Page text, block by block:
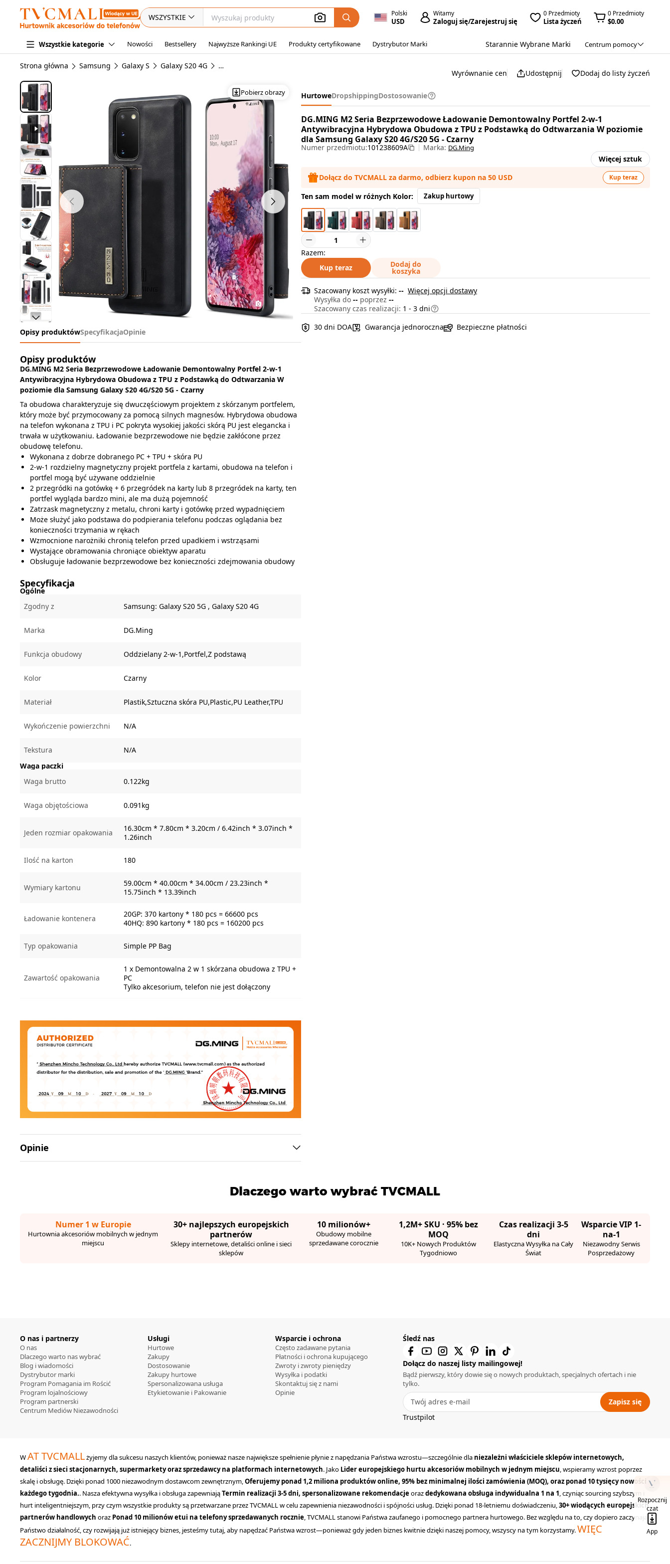
WSZYSTKIE Polski
USD
Witamy
Zaloguj się/Zarejestruj się
0 Przedmioty
Lista życzeń
0 Przedmioty
$0.00
Wszystkie kategorie Nowości Bestsellery Najwyższe Rankingi UE Produkty certyfikowane Dystrybutor Marki Starannie Wybrane Marki Centrum pomocy
Strona główna Samsung Galaxy S Galaxy S20 4G Etui Samsung Galaxy S20
Pobierz obrazy
Opisy produktówSpecyfikacjaOpinie
Opisy produktów
DG.MING M2 Seria Bezprzewodowe Ładowanie Demontowalny Portfel 2-w-1
Antywibracyjna Hybrydowa Obudowa z TPU z Podstawką do Odtwarzania W
poziomie dla Samsung Galaxy S20 4G/S20 5G - Czarny
Ta obudowa charakteryzuje się dwuczęściowym projektem z skórzanym portfelem,
który może być przymocowany za pomocą silnych magnesów. Hybrydowa obudowa
na telefon wykonana z TPU i PC pokryta wysokiej jakości skórą PU jest elegancka i
trwała w użytkowaniu. Ładowanie bezprzewodowe nie będzie zakłócone przez
obudowę telefonu.
Wykonana z dobrze dobranego PC + TPU + skóra PU
2-w-1 rozdzielny magnetyczny projekt portfela z kartami, obudowa na telefon i
portfel mogą być używane oddzielnie
2 przegródki na gotówkę + 6 przegródek na karty lub 8 przegródek na karty, ten
portfel wygląda bardzo mini, ale ma dużą pojemność
Zatrzask magnetyczny z metalu, chroni karty i gotówkę przed wypadnięciem
Może służyć jako podstawa do podpierania telefonu podczas oglądania bez
konieczności trzymania w rękach
Wzmocnione narożniki chronią telefon przed upadkiem i wstrząsami
Wystające obramowania chroniące obiektyw aparatu
Obsługuje ładowanie bezprzewodowe bez konieczności zdejmowania obudowy
Specyfikacja
Ogólne
Zgodny z
Samsung: Galaxy S20 5G , Galaxy S20 4G
Marka DG.Ming
Funkcja obudowy Oddzielany 2-w-1,Portfel,Z podstawą
Kolor Czarny
Materiał Plastik,Sztuczna skóra PU,Plastic,PU Leather,TPU
Wykończenie powierzchni N/A
Tekstura
N/A
Waga paczki
Waga brutto
0.122kg
Waga objętościowa 0.091kg
Jeden rozmiar opakowania
16.30cm * 7.80cm * 3.20cm / 6.42inch * 3.07inch *
1.26inch
Ilość na karton 180
Wymiary kartonu
59.00cm * 40.00cm * 34.00cm / 23.23inch *
15.75inch * 13.39inch
Ładowanie kontenera
20GP: 370 kartony * 180 pcs = 66600 pcs
40HQ: 890 kartony * 180 pcs = 160200 pcs
Typ opakowania Simple PP Bag
Zawartość opakowania
1 x Demontowalna 2 w 1 skórzana obudowa z TPU +
PC
Tylko akcesorium, telefon nie jest dołączony
Opinie
Wyrównanie cen Udostępnij Dodaj do listy życzeń
HurtoweDropshippingDostosowanie
DG.MING M2 Seria Bezprzewodowe Ładowanie Demontowalny Portfel 2-w-1
Antywibracyjna Hybrydowa Obudowa z TPU z Podstawką do Odtwarzania W poziomie
dla Samsung Galaxy S20 4G/S20 5G - Czarny
Numer przedmiotu:101238609A Marka: DG.Ming
Więcej sztuk
Dołącz do TVCMALL za darmo, odbierz kupon na 50 USD
Kup teraz
Ten sam model w różnych Kolor: Zakup hurtowy
Razem:
Kup teraz
Dodaj do
koszyka
Szacowany koszt wysyłki: -- Więcej opcji dostawy
Wysyłka do -- poprzez --
Szacowany czas realizacji: 1 - 3 dni
30 dni DOA
Gwarancja jednoroczna Bezpieczne płatności
Dlaczego warto wybrać TVCMALL
Numer 1 w Europie
Hurtownia akcesoriów mobilnych w jednym
miejscu
30+ najlepszych europejskich
partnerów
Sklepy internetowe, detaliści online i sieci
sklepów
10 milionów+
Obudowy mobilne
sprzedawane corocznie
1,2M+ SKU · 95% bez
MOQ
10K+ Nowych Produktów
Tygodniowo
Czas realizacji 3-5
dni
Elastyczna Wysyłka na Cały
Świat
Wsparcie VIP 1-
na-1
Niezawodny Serwis
Posprzedażowy
Rozpocznij
czat
App
O nas i partnerzy
O nas
Dlaczego warto nas wybrać
Blog i wiadomości
Dystrybutor marki
Program Pomagania im Rościć
Program lojalnościowy
Program partnerski
Centrum Mediów Niezawodności
Usługi
Hurtowe
Zakupy
Dostosowanie
Zakupy hurtowe
Spersonalizowana usługa
Etykietowanie i Pakowanie
Wsparcie i ochrona
Często zadawane pytania
Płatności i ochrona kupującego
Zwroty i zwroty pieniędzy
Wysyłka i podatki
Skontaktuj się z nami
Opinie
Śledź nas
Dołącz do naszej listy mailingowej!
Bądź pierwszy, który dowie się o nowych produktach, specjalnych ofertach i nie
tylko.
Zapisz się
Trustpilot
WAT TVCMALLżyjemy dla sukcesu naszych klientów, ponieważ nasze największe spełnienie płynie z napędzania Państwa wzrostu—szczególnie dla niezależni właściciele sklepów internetowych,
detaliści z sieci stacjonarnych, supermarkety oraz sprzedawcy na platformach internetowych. Jako Lider europejskiego hurtu akcesoriów mobilnych w jednym miejscu, wspieramy wzrost poprzez
skalę i obsługę. Dzięki ponad 1000 niezawodnym dostawcom zewnętrznym,Oferujemy ponad 1,2 miliona produktów online, 95% bez minimalnej ilości zamówienia (MOQ), oraz ponad 10 tysięcy nowości
każdego tygodnia.. Nasza efektywna wysyłka i obsługa zapewniająTermin realizacji 3-5 dni, spersonalizowane rekomendacjeorazdedykowana obsługa indywidualna 1 na 1, czyniąc sourcing szybszym i
hurt inteligentniejszym, przy czym wszystkie produkty są przetwarzane przez TVCMALL w celu zapewnienia niezawodności i spójności usług. Dzięki ponad 18-letniemu doświadczeniu,30+ wiodących europejskich
partnerów handlowych oraz Ponad 10 milionów etui na telefony sprzedawanych rocznie, TVCMALL stanowi Państwa zaufanego i pomocnego partnera hurtowego. Bez względu na to, czy dopiero zaczynają
Państwo działalność, czy rozwijają już istniejący biznes, jesteśmy tutaj, aby napędzać Państwa wzrost—ponieważ gdy jeden biznes kwitnie dzięki naszej pomocy, wszyscy na tym korzystamy.WIĘC
ZACZNIJMY BLOKOWAĆ.